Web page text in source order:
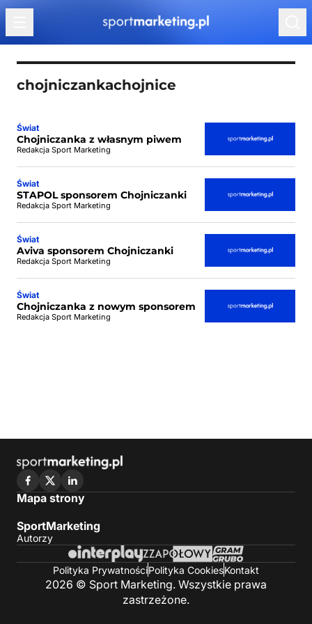
Przejdź do treści
chojniczankachojnice
Świat
Chojniczanka z własnym piwem
Redakcja Sport Marketing
Świat
STAPOL sponsorem Chojniczanki
Redakcja Sport Marketing
Świat
Aviva sponsorem Chojniczanki
Redakcja Sport Marketing
Świat
Chojniczanka z nowym sponsorem
Redakcja Sport Marketing
Mapa strony
SportMarketing
Autorzy
Polityka PrywatnościPolityka CookiesKontakt
2026 © Sport Marketing. Wszystkie prawa
zastrzeżone.